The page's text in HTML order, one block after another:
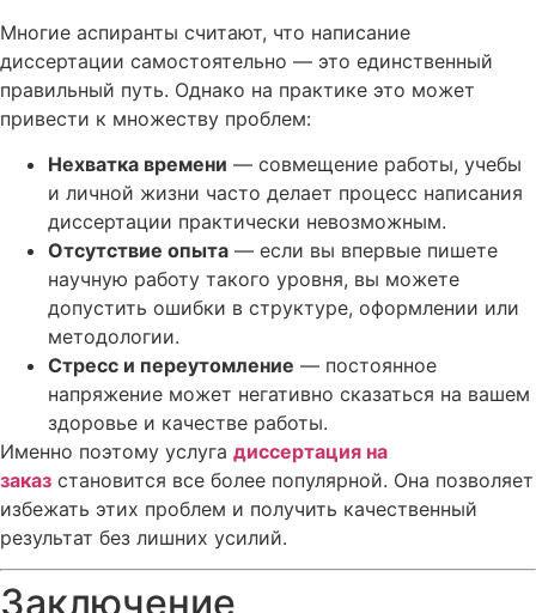
Многие аспиранты считают, что написание
диссертации самостоятельно — это единственный
правильный путь. Однако на практике это может
привести к множеству проблем:
Нехватка времени — совмещение работы, учебы
и личной жизни часто делает процесс написания
диссертации практически невозможным.
Отсутствие опыта — если вы впервые пишете
научную работу такого уровня, вы можете
допустить ошибки в структуре, оформлении или
методологии.
Стресс и переутомление — постоянное
напряжение может негативно сказаться на вашем
здоровье и качестве работы.
Именно поэтому услуга диссертация на
заказ становится все более популярной. Она позволяет
избежать этих проблем и получить качественный
результат без лишних усилий.
Заключение